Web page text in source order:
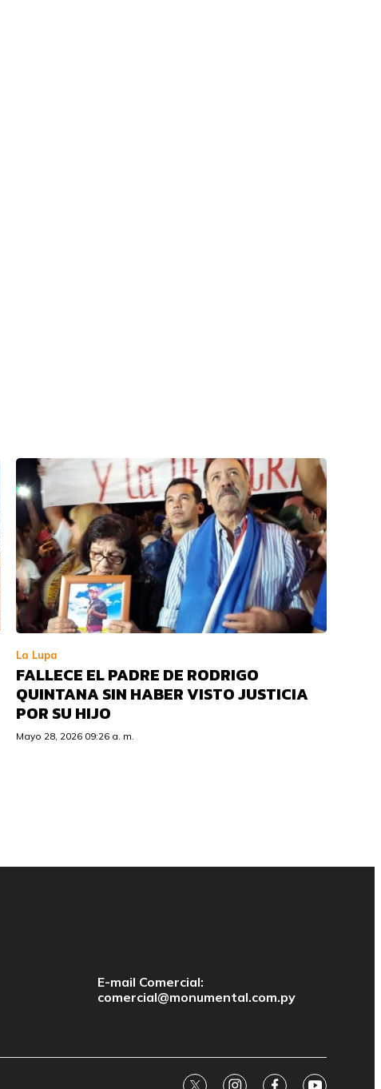
La Lupa
FALLECE EL PADRE DE RODRIGO
QUINTANA SIN HABER VISTO JUSTICIA
POR SU HIJO
Mayo 28, 2026 09:26 a. m.
E-mail Comercial:
comercial@monumental.com.py